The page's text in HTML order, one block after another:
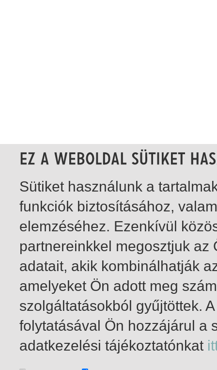
1-1 / összesen 1 találat
Sütiket használunk a
funkciók biztosításához,
elemzéséhez. Ezenkívül
partnereinkkel megosztjuk
adatait, akik kombinálhatják
amelyeket Ön adott meg
szolgáltatásokból gyűjtöttek.
folytatásával Ön hozzájárul a
adatkezelési tájékoztatónkat